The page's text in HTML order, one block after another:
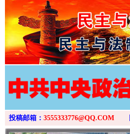
投稿邮箱： 3555333776@QQ.COM